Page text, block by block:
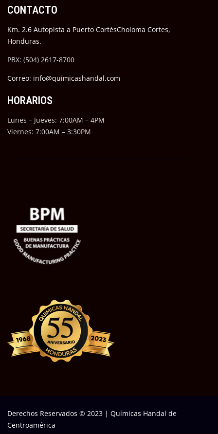
CONTACTO
Km. 2.6 Autopista a Puerto CortésCholoma Cortes,
Honduras.
PBX: (504) 2617-8700
Correo: info@quimicashandal.com
HORARIOS
Lunes – Jueves: 7:00AM – 4PM
Viernes: 7:00AM – 3:30PM
Derechos Reservados © 2023 | Químicas Handal de
Centroamérica